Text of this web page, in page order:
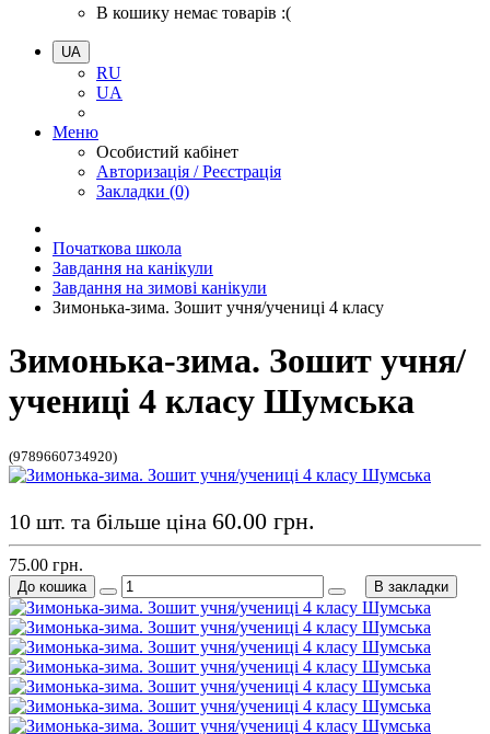
В кошику немає товарів :(
UA
RU
UA
Меню
Особистий кабінет
Авторизація / Реєстрація
Закладки (0)
Початкова школа
Завдання на канікули
Завдання на зимові канікули
Зимонька-зима. Зошит учня/учениці 4 класу
Зимонька-зима. Зошит учня/
учениці 4 класу Шумська
(9789660734920)
10 шт. та більше ціна 60.00 грн.
75.00 грн.
До кошика В закладки